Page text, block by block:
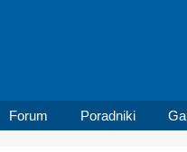
Forum Poradniki